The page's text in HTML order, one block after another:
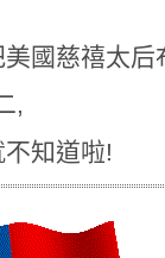
國慈禧太
,
知道啦!